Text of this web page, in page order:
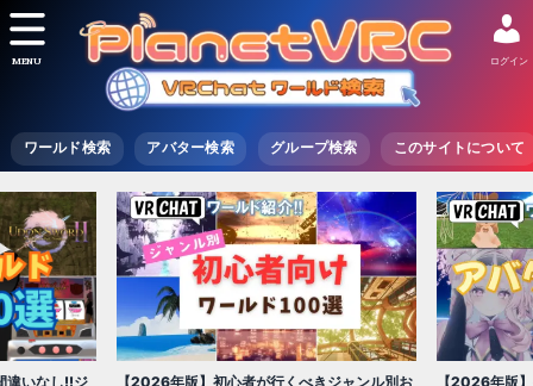
ワールド検索 アバター検索 グループ検索 このサイトについて
ログイン
MENU
ャンル別お
【2026年版】初心者必見!!無料で使える
【2026年版